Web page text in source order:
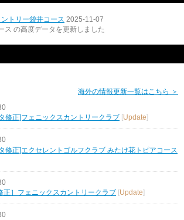
トリー袋井コース 2025-11-07
ス の高度データを更新しました
海外の情報更新一覧はこちら ＞
修正]フェニックスカントリークラブ
Update
修正]エクセレントゴルフクラブ みたけ花トピアコース
正］フェニックスカントリークラブ [Update]